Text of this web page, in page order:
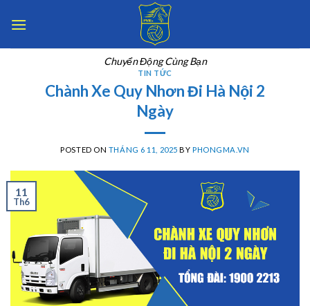
Chuyển Động Cùng Bạn
TIN TỨC
Chành Xe Quy Nhơn Đi Hà Nội 2
Ngày
POSTED ON THÁNG 6 11, 2025 BYPHONGMA.VN
11
Th6